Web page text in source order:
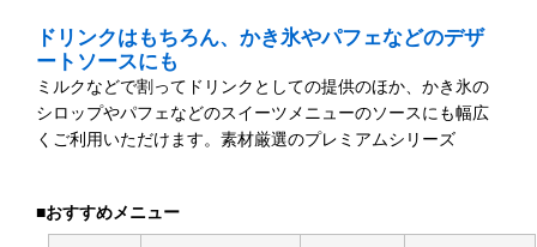
ドリンクはもちろん、かき氷やパフェなどのデザ
ートソースにも
ミルクなどで割ってドリンクとしての提供のほか、かき氷の
シロップやパフェなどのスイーツメニューのソースにも幅広
くご利用いただけます。素材厳選のプレミアムシリーズ
■おすすめメニュー